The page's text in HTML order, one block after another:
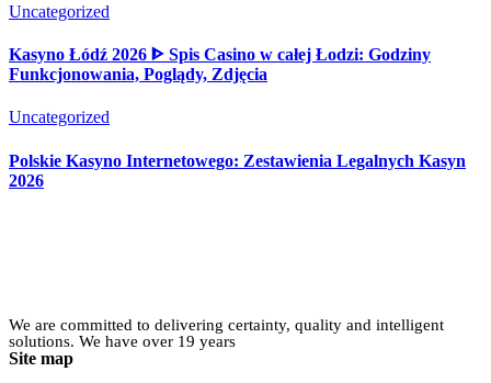
Uncategorized
Kasyno Łódź 2026 ᐈ Spis Casino w całej Łodzi: Godziny
Funkcjonowania, Poglądy, Zdjęcia
Uncategorized
Polskie Kasyno Internetowego: Zestawienia Legalnych Kasyn
2026
We are committed to delivering certainty, quality and intelligent
solutions. We have over 19 years
Site map